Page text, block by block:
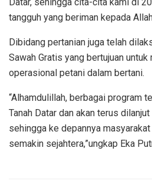
tangguh yang beriman kepada
Dibidang pertanian juga telah
Sawah Gratis yang bertujuan untuk
operasional petani dalam bertani.
“Alhamdulillah, berbagai program
Tanah Datar dan akan terus
sehingga ke depannya masyarakat
semakin sejahtera,”ungkap Eka